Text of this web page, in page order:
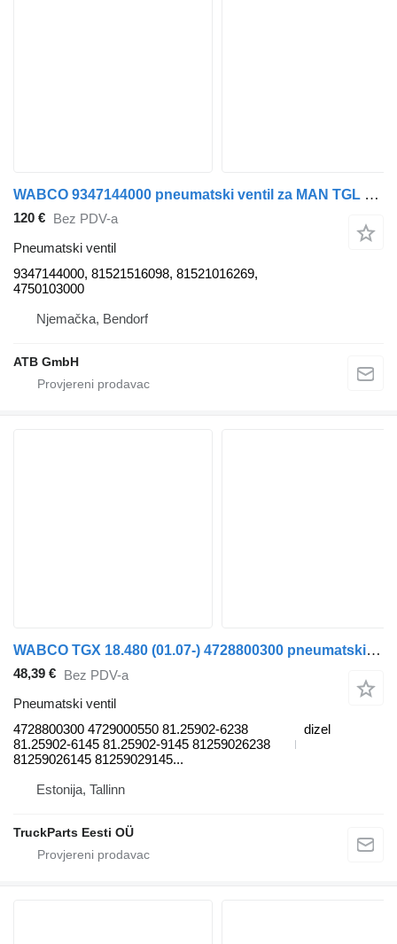
WABCO 9347144000 pneumatski ventil za MAN TGL kamiona
120 € Bez PDV-a
Pneumatski ventil
9347144000, 81521516098, 81521016269,
4750103000
Njemačka, Bendorf
ATB GmbH
WABCO TGX 18.480 (01.07-) 4728800300 pneumatski ventil za MAN TGL, TGM, TGS, TGX (2005-2021) kamiona
48,39 € Bez PDV-a
Pneumatski ventil
4728800300 4729000550 81.25902-6238
81.25902-6145 81.25902-9145 81259026238
81259026145 81259029145...
dizel
Estonija, Tallinn
TruckParts Eesti OÜ